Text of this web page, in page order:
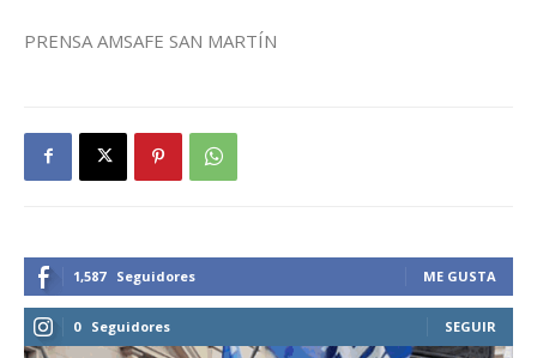
PRENSA AMSAFE SAN MARTÍN
1,587 Seguidores ME GUSTA
0 Seguidores SEGUIR